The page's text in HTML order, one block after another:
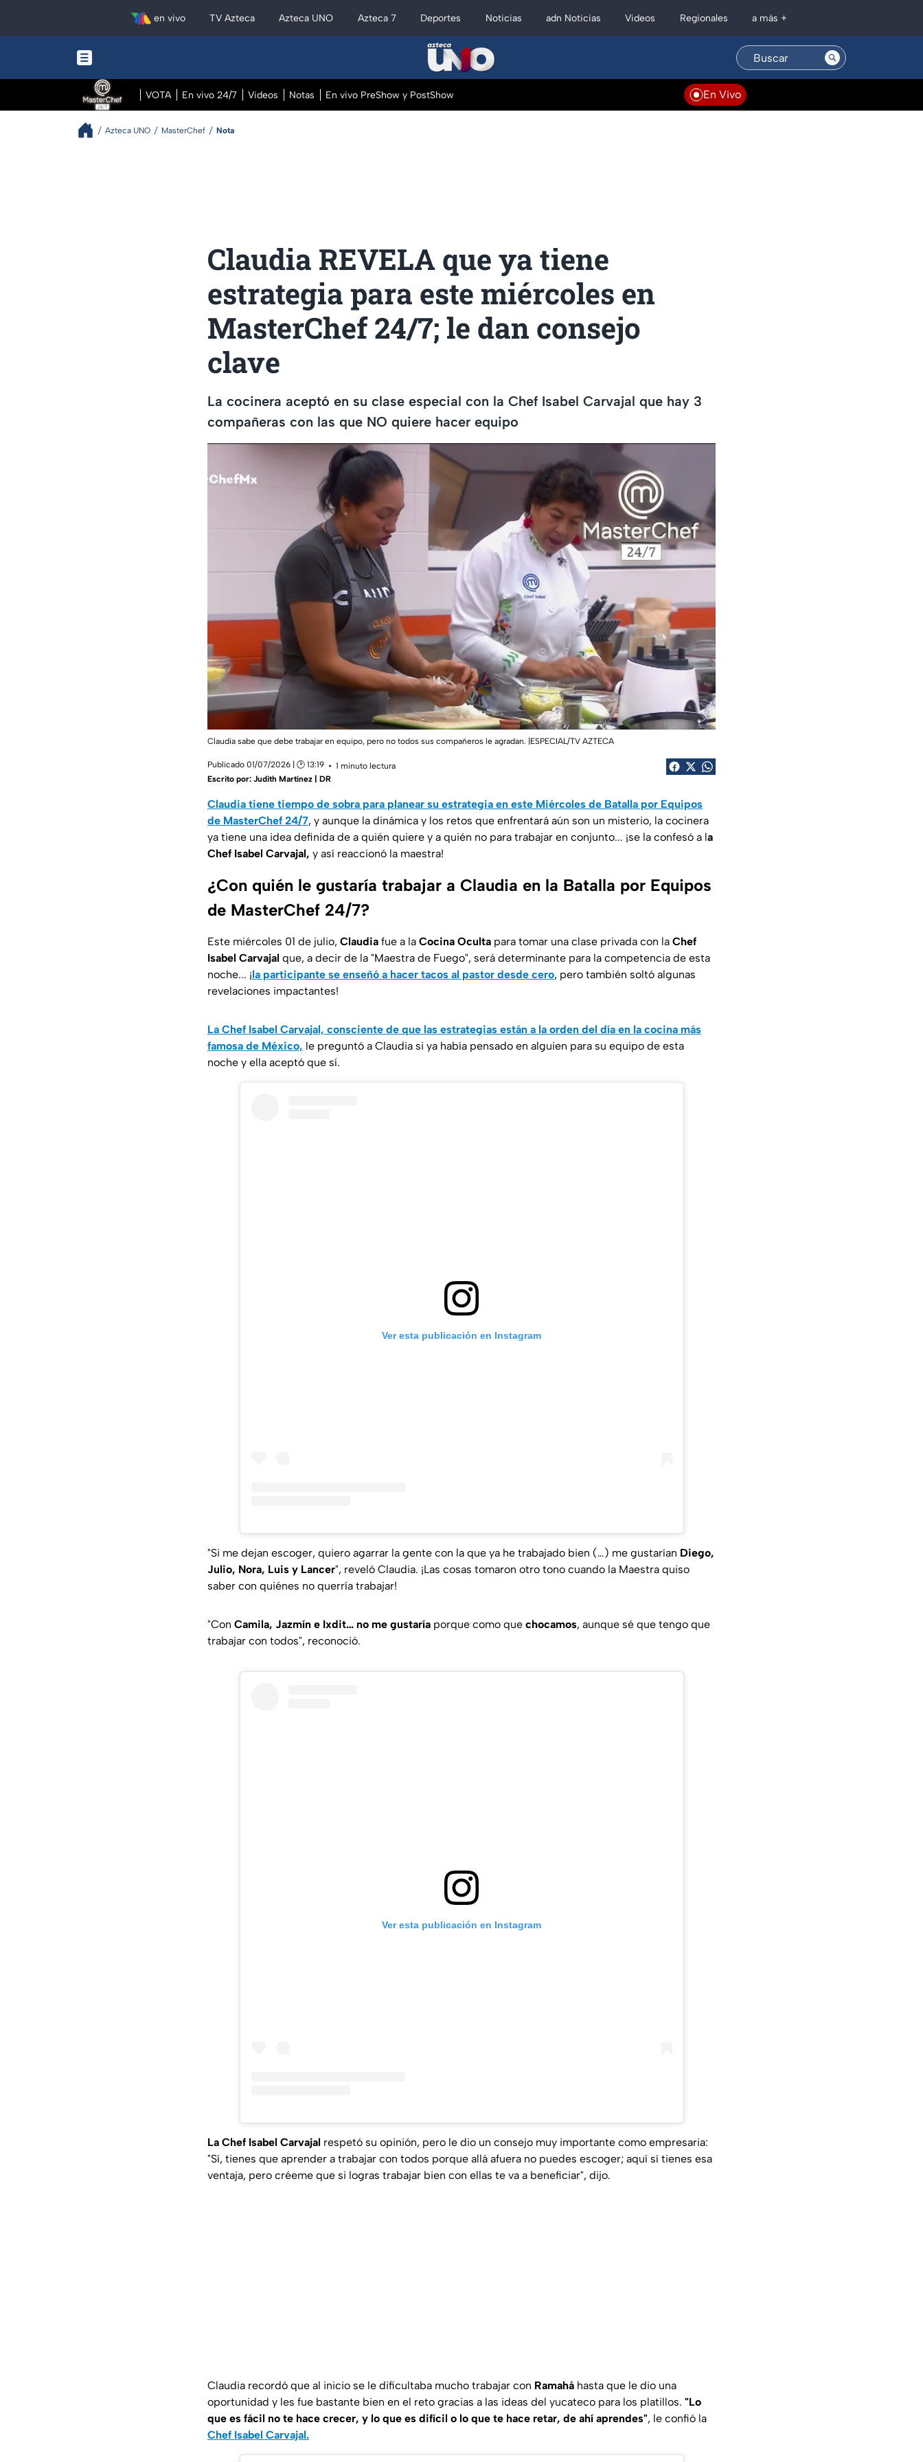
en vivo TV Azteca Azteca UNO Azteca 7 Deportes Noticias adn Noticias Videos Regionales a más +
VOTA En vivo 24/7 Videos Notas En vivo PreShow y PostShow En Vivo
Azteca UNO MasterChef Nota
Claudia REVELA que ya tiene
estrategia para este miércoles en
MasterChef 24/7; le dan consejo
clave
La cocinera aceptó en su clase especial con la Chef Isabel Carvajal que hay 3
compañeras con las que NO quiere hacer equipo
Claudia sabe que debe trabajar en equipo, pero no todos sus compañeros le agradan. |ESPECIAL/TV AZTECA
Publicado 01/07/2026 | 🕑 13:19
1 minuto lectura
Escrito por: Judith Martínez | DR
Claudia tiene tiempo de sobra para planear su estrategia en este Miércoles de Batalla por Equipos
de MasterChef 24/7, y aunque la dinámica y los retos que enfrentará aún son un misterio, la cocinera
ya tiene una idea definida de a quién quiere y a quién no para trabajar en conjunto... ¡se la confesó a la
Chef Isabel Carvajal, y así reaccionó la maestra!
¿Con quién le gustaría trabajar a Claudia en la Batalla por Equipos
de MasterChef 24/7?
Este miércoles 01 de julio, Claudia fue a la Cocina Oculta para tomar una clase privada con la Chef
Isabel Carvajal que, a decir de la "Maestra de Fuego", será determinante para la competencia de esta
noche... ¡la participante se enseñó a hacer tacos al pastor desde cero, pero también soltó algunas
revelaciones impactantes!
La Chef Isabel Carvajal, consciente de que las estrategias están a la orden del día en la cocina más
famosa de México, le preguntó a Claudia si ya había pensado en alguien para su equipo de esta
noche y ella aceptó que sí.
Ver esta publicación en Instagram
"Si me dejan escoger, quiero agarrar la gente con la que ya he trabajado bien (…) me gustarían Diego,
Julio, Nora, Luis y Lancer", reveló Claudia. ¡Las cosas tomaron otro tono cuando la Maestra quiso
saber con quiénes no querría trabajar!
"Con Camila, Jazmín e Ixdit… no me gustaría porque como que chocamos, aunque sé que tengo que
trabajar con todos", reconoció.
Ver esta publicación en Instagram
La Chef Isabel Carvajal respetó su opinión, pero le dio un consejo muy importante como empresaria:
"Sí, tienes que aprender a trabajar con todos porque allá afuera no puedes escoger; aquí sí tienes esa
ventaja, pero créeme que si logras trabajar bien con ellas te va a beneficiar", dijo.
Claudia recordó que al inicio se le dificultaba mucho trabajar con Ramahá hasta que le dio una
oportunidad y les fue bastante bien en el reto gracias a las ideas del yucateco para los platillos. "Lo
que es fácil no te hace crecer, y lo que es difícil o lo que te hace retar, de ahí aprendes", le confió la
Chef Isabel Carvajal.